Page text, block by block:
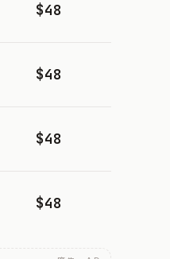
$48
$48
$48
$48